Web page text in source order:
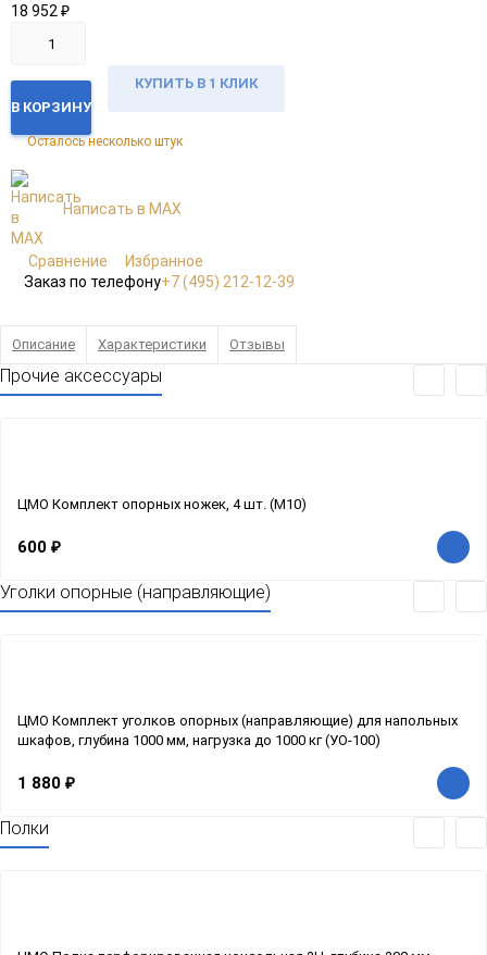
18 952 ₽
В КОРЗИНУ
КУПИТЬ В 1 КЛИК
Осталось несколько штук
Написать в MAX
Сравнение
Избранное
Заказ по телефону+7 (495) 212-12-39
Описание Характеристики Отзывы
Прочие аксессуары
ЦМО Комплект опорных ножек, 4 шт. (M10)
600 ₽
Уголки опорные (направляющие)
ЦМО Комплект уголков опорных (направляющие) для напольных
шкафов, глубина 1000 мм, нагрузка до 1000 кг (УО-100)
1 880 ₽
Полки